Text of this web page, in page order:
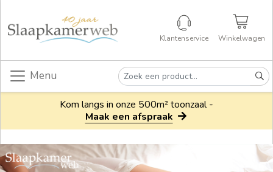
Klantenservice Winkelwagen
Menu
Kom langs in onze 500m² toonzaal -
Maak een afspraak